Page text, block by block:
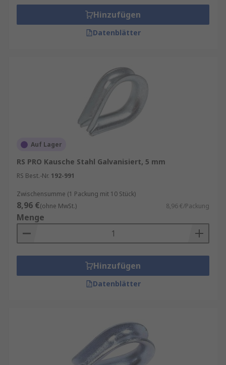
Je nach Anwendung unterscheiden sich Kauschen
in Material und Form:
Schwere Kauschen : Für besonders hohe
Lasten und extreme Beanspruchung.
Edelstahl-Kauschen
: Korrosionsbeständig,
perfekt für den maritimen Bereich.
Leichte Kauschen
Seildurchmesser und weniger
anspruchsvolle Anwendungen.
Beim Kauf einer Kausche sind folgende Kriterien
entscheidend:
Seildurchmesser: Die Kausche muss exakt
zum Drahtseil passen.
Materialqualität: Edelstahl für salzhaltige
Umgebungen, verzinkter Stahl für
DIN- oder EN-Zertifizierung für maximale
Hinzufügen
Datenblätter
Auf Lager
RS PRO Kausche Stahl Galvanisiert, 5 mm
RS Best.-Nr. 192-991
Zwischensumme (1 Packung mit 10 Stück)
8,96 €(ohne MwSt.) 8,96 €/Packung
Menge
Hinzufügen
Datenblätter